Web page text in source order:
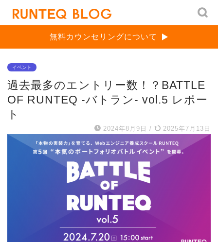
無料カウンセリングについて
イベント
過去最多のエントリー数！？BATTLE
OF RUNTEQ -バトラン- vol.5 レポー
ト
2024年8月9日 / 2025年7月13日